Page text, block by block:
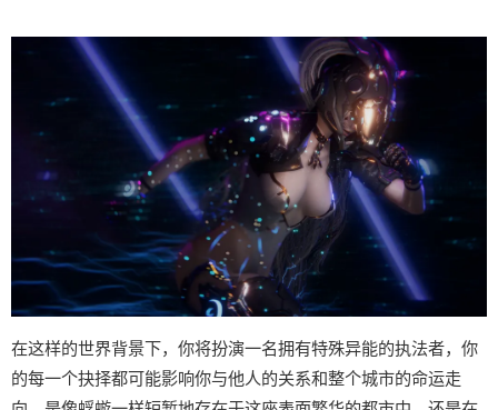
在这样的世界背景下，你将扮演一名拥有特殊异能的执法者，你
的每一个抉择都可能影响你与他人的关系和整个城市的命运走